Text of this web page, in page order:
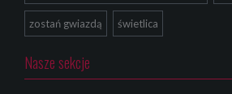
zostań gwiazdą świetlica
Nasze sekcje